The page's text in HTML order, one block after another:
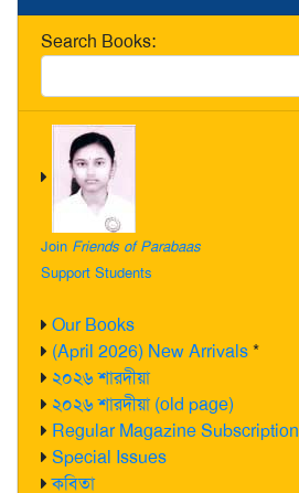
Search Books:
Join Friends of Parabaas
Support Students
Our Books
(April 2026) New Arrivals*
২০২৬ শারদীয়া
২০২৬ শারদীয়া (old page)
Regular Magazine Subscription
Special Issues
কবিতা